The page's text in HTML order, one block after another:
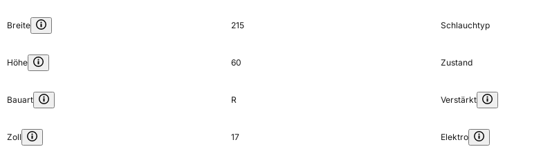
Breite 215
Höhe 60
Bauart R
Zoll 17
Schlauchtyp
Zustand
Verstärkt
Elektro